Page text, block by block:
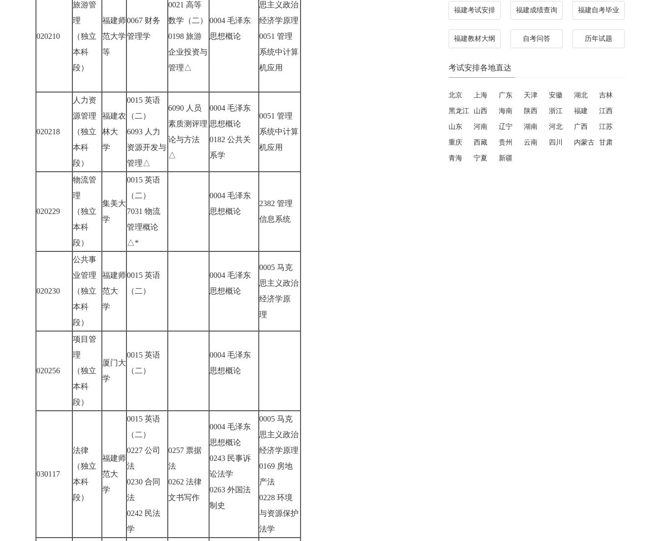
020210
旅游管
理
（独立
本科
段）
福建师
范大学
等
0067 财务
管理学
0021 高等
数学（二）
0198 旅游
企业投资与
管理△
0004 毛泽东
思想概论
思主义政治
经济学原理
0051 管理
系统中计算
机应用
020218
人力资
源管理
（独立
本科
段）
福建农
林大
学
0015 英语
（二）
6093 人力
资源开发与
管理△
6090 人员
素质测评理
论与方法
△
0004 毛泽东
思想概论
0182 公共关
系学
0051 管理
系统中计算
机应用
020229
物流管
理
（独立
本科
段）
集美大
学
0015 英语
（二）
7031 物流
管理概论
△*
0004 毛泽东
思想概论
2382 管理
信息系统
020230
公共事
业管理
（独立
本科
段）
福建师
范大
学
0015 英语
（二）
0004 毛泽东
思想概论
0005 马克
思主义政治
经济学原
理
020256
项目管
理
（独立
本科
段）
厦门大
学
0015 英语
（二）
0004 毛泽东
思想概论
030117
法律
（独立
本科
段）
福建师
范大
学
0015 英语
（二）
0227 公司
法
0230 合同
法
0242 民法
学
0257 票据
法
0262 法律
文书写作
0004 毛泽东
思想概论
0243 民事诉
讼法学
0263 外国法
制史
0005 马克
思主义政治
经济学原理
0169 房地
产法
0228 环境
与资源保护
法学
福建考试安排 福建成绩查询 福建自考毕业
福建教材大纲 自考问答 历年试题
考试安排各地直达
北京 上海 广东 天津 安徽 湖北 吉林
黑龙江 山西 海南 陕西 浙江 福建 江西
山东 河南 辽宁 湖南 河北 广西 江苏
重庆 西藏 贵州 云南 四川 内蒙古 甘肃
青海 宁夏 新疆